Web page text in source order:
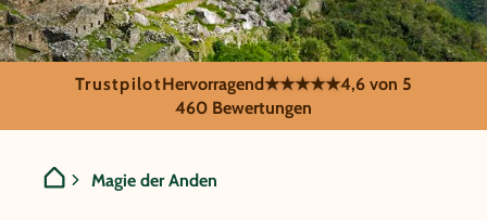
GRUPPENREISE:
Peru/Bolivien/Chile -
TrustpilotHervorragend★★★★★4,6 von 5
460 Bewertungen
Magie der Anden